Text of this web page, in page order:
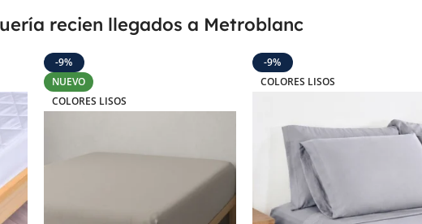
recien llegados a Metroblanc
-9%
NUEVO
COLORES LISOS
-9%
COLORES LISOS